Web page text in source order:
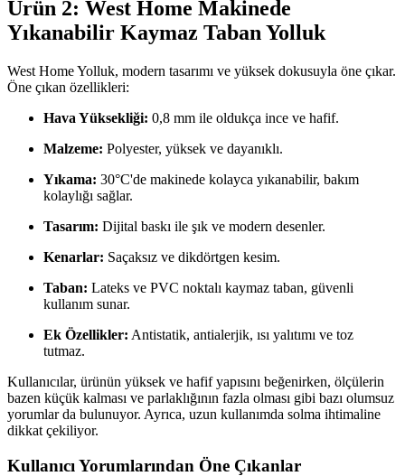
Ürün 2: West Home Makinede
Yıkanabilir Kaymaz Taban Yolluk
West Home Yolluk, modern tasarımı ve yüksek dokusuyla öne çıkar.
Öne çıkan özellikleri:
Hava Yüksekliği: 0,8 mm ile oldukça ince ve hafif.
Malzeme: Polyester, yüksek ve dayanıklı.
Yıkama: 30°C'de makinede kolayca yıkanabilir, bakım
kolaylığı sağlar.
Tasarım: Dijital baskı ile şık ve modern desenler.
Kenarlar: Saçaksız ve dikdörtgen kesim.
Taban: Lateks ve PVC noktalı kaymaz taban, güvenli
kullanım sunar.
Ek Özellikler: Antistatik, antialerjik, ısı yalıtımı ve toz
tutmaz.
Kullanıcılar, ürünün yüksek ve hafif yapısını beğenirken, ölçülerin
bazen küçük kalması ve parlaklığının fazla olması gibi bazı olumsuz
yorumlar da bulunuyor. Ayrıca, uzun kullanımda solma ihtimaline
dikkat çekiliyor.
Kullanıcı Yorumlarından Öne Çıkanlar